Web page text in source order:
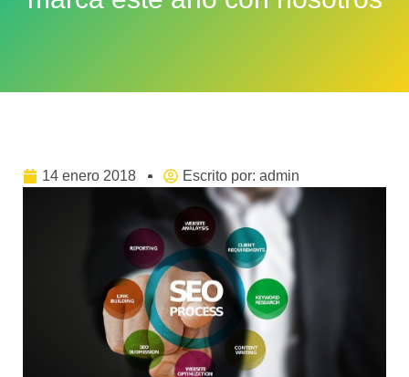
14 enero 2018 Escrito por: admin